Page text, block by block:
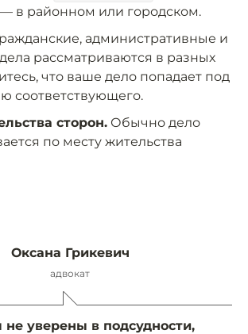
в районном или городском.
административные и
рассматриваются в разных
что ваше дело попадает под
соответствующего.
сторон. Обычно дело
по месту жительства
Оксана Грикевич
адвокат
не уверены в подсудности,